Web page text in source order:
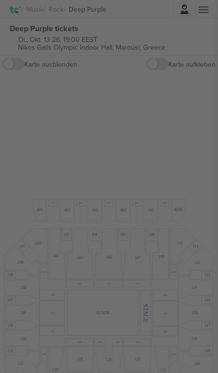
Musik Rock Deep Purple
Deep Purple tickets
Di., Okt. 13 26, 19:00 EEST
Nikos Galis Olympic Indoor Hall, Maroúsi, Greece
Karte ausblenden
Karte aufkleben
FLOOR
125
125B
126A
126B
128B
128 126
129
129B
132
134
134B
136B
138B
138
137
136
135
133
139
140
142
101B
101
141
103
102 104
106
105
107
103B 105B 107B
108
401
401A
402
402A
403
403A
404
404A
405
109
110
109B
123
405B
112
113
114
115
116
117
118
119
120
123B
114B
116B
118B
405A
STAGE